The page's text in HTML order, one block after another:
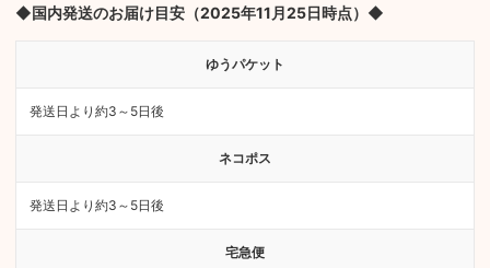
◆国内発送のお届け目安（2025年11月25日時点）◆
ゆうパケット
発送日より約3～5日後
ネコポス
発送日より約3～5日後
宅急便